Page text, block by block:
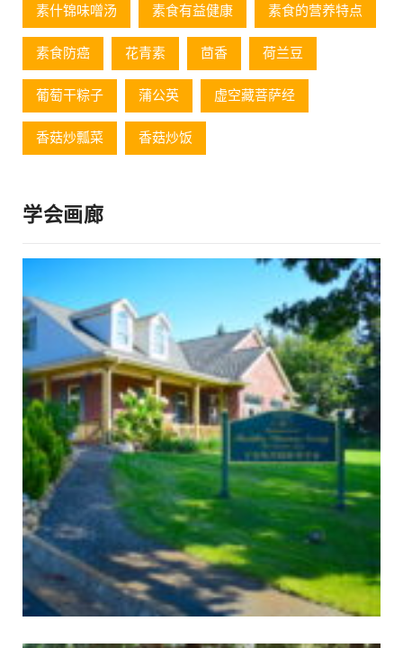
素什锦味噌汤 素食有益健康 素食的营养特点
素食防癌 花青素 茴香 荷兰豆
葡萄⼲粽⼦ 蒲公英 虚空藏菩萨经
香菇炒瓢菜 香菇炒饭
学会画廊